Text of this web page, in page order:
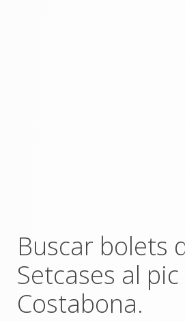
Buscar bolets
Setcases al pic
Costabona.